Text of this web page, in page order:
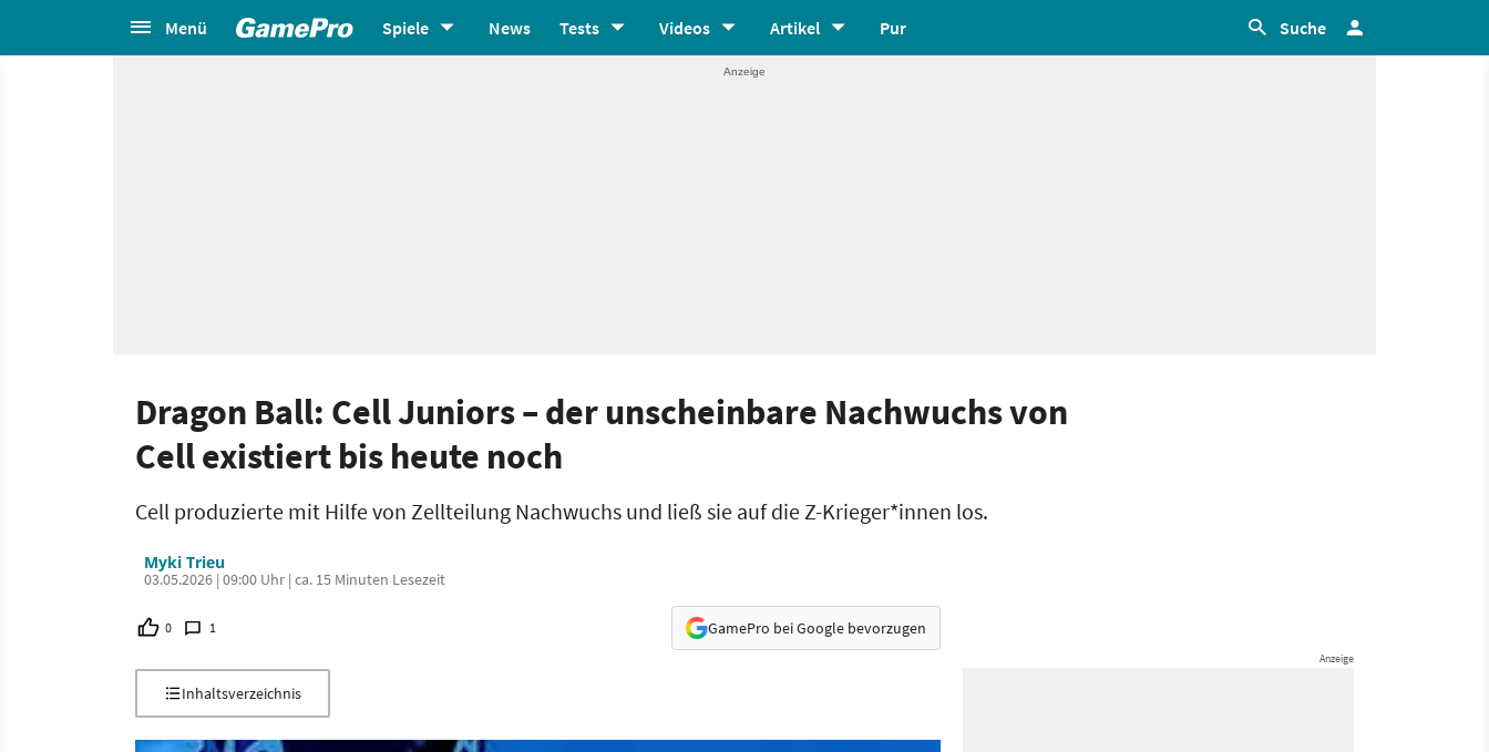
Menü Spiele News Tests Videos Artikel Pur Suche
Dragon Ball: Cell Juniors – der unscheinbare Nachwuchs von
Cell existiert bis heute noch
Cell produzierte mit Hilfe von Zellteilung Nachwuchs und ließ sie auf die Z-Krieger*innen los.
Myki Trieu
03.05.2026 | 09:00 Uhr | ca. 15 Minuten Lesezeit
0 1 GamePro bei Google bevorzugen
Inhaltsverzeichnis